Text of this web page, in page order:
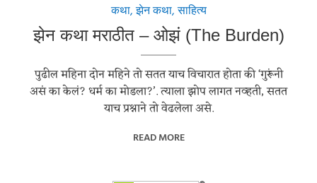
कथा,झेन कथा,साहित्य
झेन कथा मराठीत – ओझं (The Burden)
पुढील महिना दोन महिने तो सतत याच विचारात होता की ‘गुरूंनी
असं का केलं? धर्म का मोडला?’. त्याला झोप लागत नव्हती, सतत
याच प्रश्नाने तो वेढलेला असे.
READ MORE